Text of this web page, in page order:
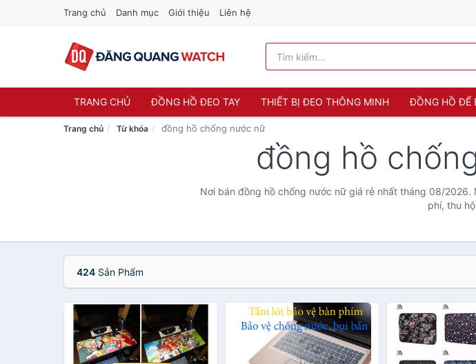
Trang chủ Danh mục Giới thiệu Liên hệ
TRANG CHỦ ĐỒNG HỒ ĐEO TAY THIẾT BỊ ĐEO THÔNG MINH ĐỒNG HỒ ĐỂ
Trang chủ Từ khóa đồng hồ chống nước nữ
đồng hồ
Nơi bán đồng hồ chống nước nữ giá rẻ nhất tháng 08/
phí, thu
424 Sản Phẩm